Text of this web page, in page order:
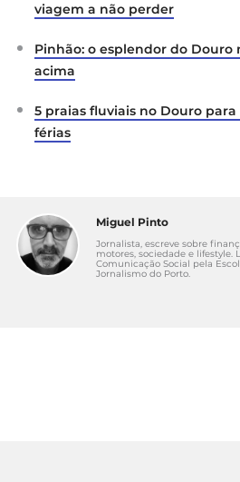
viagem a não perder
Pinhão: o esplendor do
acima
5 praias fluviais no Douro
férias
Miguel Pinto
Jornalista, escreve sobre
motores, sociedade e lifestyle.
Comunicação Social pela
Jornalismo do Porto.